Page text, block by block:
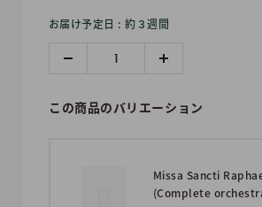
価
格
お届け予定日 : 約３週間
この商品のバリエーション
Missa Sancti
(Complete